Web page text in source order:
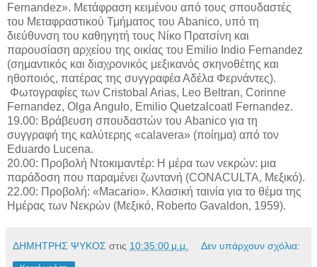
Fernandez». Μετάφραση κειμένου από τους σπουδαστές
του Μεταφραστικού Τμήματος του Abanico, υπό τη
διεύθυνση του καθηγητή τους Νίκο Πρατσίνη και
παρουσίαση αρχείου της οικίας του Emilio Indio Fernandez
(σημαντικός και διαχρονικός μεξικανός σκηνοθέτης και
ηθοποιός, πατέρας της συγγραφέα Αδέλα Φερνάντες).
Φωτογραφίες των Cristobal Arias, Leo Beltran, Corinne
Fernandez, Olga Angulo, Emilio Quetzalcoatl Fernandez.
19.00: Βράβευση σπουδαστών του Abanico για τη
συγγραφή της καλύτερης «calavera» (ποίημα) από τον
Eduardo Lucena.
20.00: Προβολή Ντοκιμαντέρ: Η μέρα των νεκρών: μια
παράδοση που παραμένει ζωντανή (CONACULTA, Μεξικό).
22.00: Προβολή: «Macario». Κλασική ταινία για το θέμα της
Ημέρας των Νεκρών (Μεξικό, Roberto Gavaldon, 1959).
ΔΗΜΗΤΡΗΣ ΨΥΚΟΣ στις 10:35:00 μ.μ. Δεν υπάρχουν σχόλια: